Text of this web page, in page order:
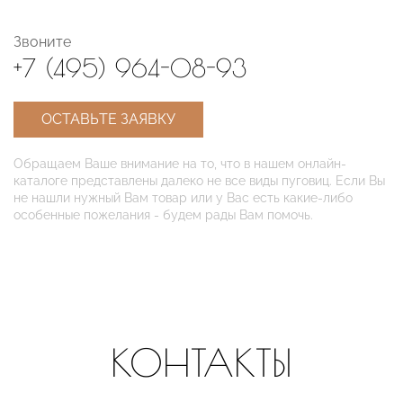
Звоните
+7 (495) 964-08-93
ОСТАВЬТЕ ЗАЯВКУ
Обращаем Ваше внимание на то, что в нашем онлайн-
каталоге представлены далеко не все виды пуговиц. Если Вы
не нашли нужный Вам товар или у Вас есть какие-либо
особенные пожелания - будем рады Вам помочь.
КОНТАКТЫ